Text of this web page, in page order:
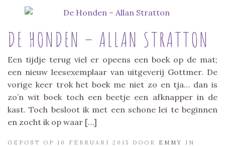
DE HONDEN – ALLAN STRATTON
Een tijdje terug viel er opeens een boek op de mat;
een nieuw leesexemplaar van uitgeverij Gottmer. De
vorige keer trok het boek me niet zo en tja… dan is
zo’n wit boek toch een beetje een afknapper in de
kast. Toch besloot ik met een schone lei te beginnen
en zocht ik op waar […]
GEPOST OP 10 FEBRUARI 2015 DOOR EMMY
IN